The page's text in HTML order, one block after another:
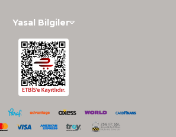
Yasal Bilgiler